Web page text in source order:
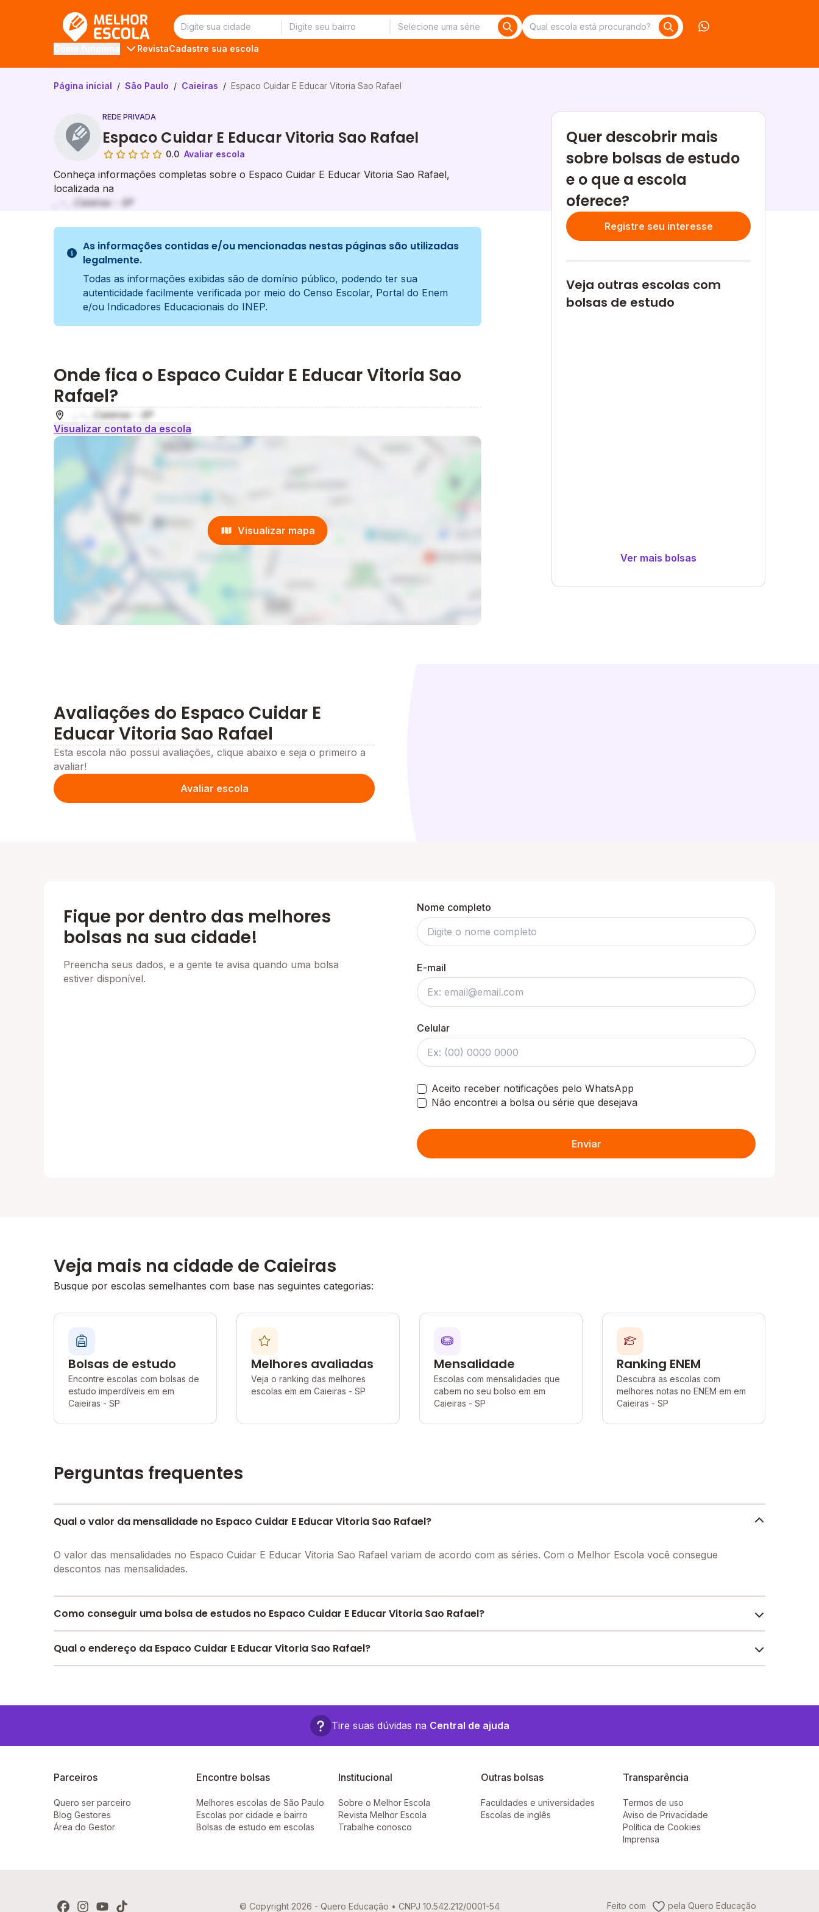
RevistaCadastre sua escola
Página inicial / São Paulo / Caieiras / Espaco Cuidar E Educar Vitoria Sao Rafael
REDE PRIVADA
Espaco Cuidar E Educar Vitoria Sao Rafael
0.0 Avaliar escola
Conheça informações completas sobre o Espaco Cuidar E Educar Vitoria Sao Rafael,
localizada na
, - , Caieiras - SP
Quer descobrir mais
sobre bolsas de estudo
e o que a escola
oferece?
Registre seu interesse
Veja outras escolas com
bolsas de estudo
Ver mais bolsas
As informações contidas e/ou mencionadas nestas páginas são utilizadas
legalmente.
Todas as informações exibidas são de domínio público, podendo ter sua
autenticidade facilmente verificada por meio do Censo Escolar, Portal do Enem
e/ou Indicadores Educacionais do INEP.
Onde fica o Espaco Cuidar E Educar Vitoria Sao
Rafael?
, - , Caieiras - SP
Visualizar contato da escola
Visualizar mapa
Avaliações do Espaco Cuidar E
Educar Vitoria Sao Rafael
Esta escola não possui avaliações, clique abaixo e seja o primeiro a
avaliar!
Avaliar escola
Fique por dentro das melhores
bolsas na sua cidade!
Preencha seus dados, e a gente te avisa quando uma bolsa
estiver disponível.
Nome completo
E-mail
Celular
Aceito receber notificações pelo WhatsApp
Não encontrei a bolsa ou série que desejava
Enviar
Veja mais na cidade de Caieiras
Busque por escolas semelhantes com base nas seguintes categorias:
Bolsas de estudo
Encontre escolas com bolsas de
estudo imperdíveis em em
Caieiras - SP
Melhores avaliadas
Veja o ranking das melhores
escolas em em Caieiras - SP
Mensalidade
Escolas com mensalidades que
cabem no seu bolso em em
Caieiras - SP
Ranking ENEM
Descubra as escolas com
melhores notas no ENEM em em
Caieiras - SP
Perguntas frequentes
Qual o valor da mensalidade no Espaco Cuidar E Educar Vitoria Sao Rafael?
O valor das mensalidades no Espaco Cuidar E Educar Vitoria Sao Rafael variam de acordo com as séries. Com o Melhor Escola você consegue
descontos nas mensalidades.
Como conseguir uma bolsa de estudos no Espaco Cuidar E Educar Vitoria Sao Rafael?
Pesquise bolsas disponíveis no Melhor Escola e encontre o melhor desconto para você.
Qual o endereço da Espaco Cuidar E Educar Vitoria Sao Rafael?
Tire suas dúvidas na Central de ajuda
Parceiros
Quero ser parceiro
Blog Gestores
Área do Gestor
Encontre bolsas
Melhores escolas de São Paulo
Escolas por cidade e bairro
Bolsas de estudo em escolas
Institucional
Sobre o Melhor Escola
Revista Melhor Escola
Trabalhe conosco
Outras bolsas
Faculdades e universidades
Escolas de inglês
Transparência
Termos de uso
Aviso de Privacidade
Política de Cookies
Imprensa
© Copyright 2026 - Quero Educação • CNPJ 10.542.212/0001-54 Feito com pela Quero Educação